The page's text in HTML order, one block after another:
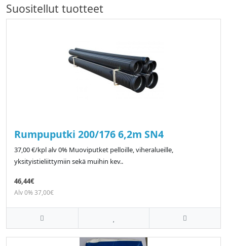
Suositellut tuotteet
Rumpuputki 200/176 6,2m SN4
37,00 €/kpl alv 0% Muoviputket pelloille, viheralueille,
yksityistieliittymiin sekä muihin kev..
46,44€
Alv 0% 37,00€